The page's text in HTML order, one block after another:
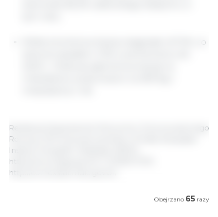
Widoczna konsumpcja osiągnęła 4.01 Mt, co
Redakcja Departament Ekonomii i Zrównoważonego
Rozwoju 333 Ameryka Łacińska | Źródła: Brazylijski
Instytut Geografii i Statystyki (IBGE),
https://www.ibge.gov.br/ | COMEX STAT,
http://comexstat.mdic.gov.br/
Obejrzano 65 razy